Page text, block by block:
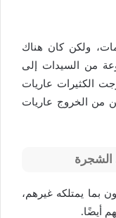
ولكن كان هناك
من السيدات إلى
الكثيرات عاريات
من الخروج عاريات
بما يمتلكه غيرهم،
أيضًا.